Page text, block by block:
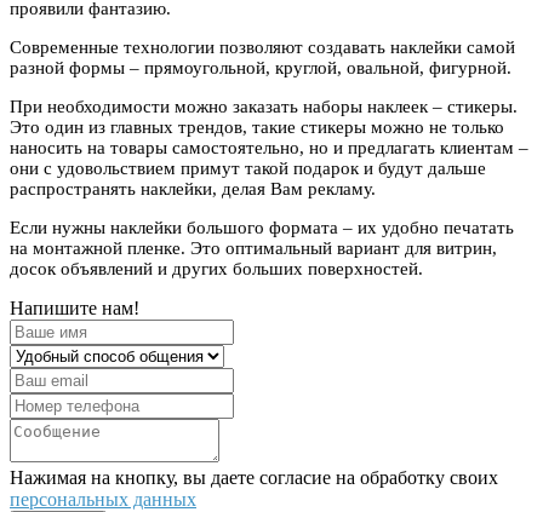
проявили фантазию.
Современные технологии позволяют создавать наклейки самой
разной формы – прямоугольной, круглой, овальной, фигурной.
При необходимости можно заказать наборы наклеек – стикеры.
Это один из главных трендов, такие стикеры можно не только
наносить на товары самостоятельно, но и предлагать клиентам –
они с удовольствием примут такой подарок и будут дальше
распространять наклейки, делая Вам рекламу.
Если нужны наклейки большого формата – их удобно печатать
на монтажной пленке. Это оптимальный вариант для витрин,
досок объявлений и других больших поверхностей.
Напишите нам!
Нажимая на кнопку, вы даете согласие на обработку своих
персональных данных